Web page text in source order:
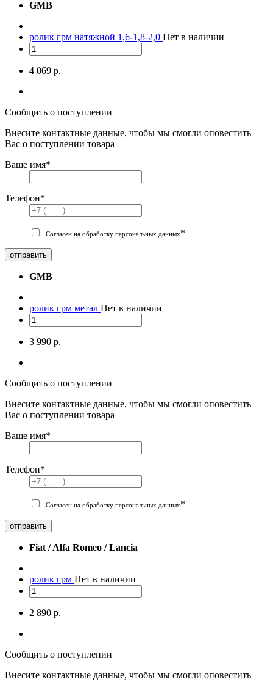
GMB
ролик грм натяжной 1,6-1,8-2,0 Нет в наличии
4 069 р.
Сообщить о поступлении
Внесите контактные данные, чтобы мы смогли оповестить
Вас о поступлении товара
Ваше имя*
Телефон*
Согласен на обработку персональных данных*
отправить
GMB
ролик грм метал Нет в наличии
3 990 р.
Сообщить о поступлении
Внесите контактные данные, чтобы мы смогли оповестить
Вас о поступлении товара
Ваше имя*
Телефон*
Согласен на обработку персональных данных*
отправить
Fiat / Alfa Romeo / Lancia
ролик грм Нет в наличии
2 890 р.
Сообщить о поступлении
Внесите контактные данные, чтобы мы смогли оповестить